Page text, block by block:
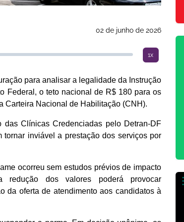
02 de junho de 2026
1x
para analisar a legalidade da Instrução
Federal, o teto nacional de R$ 180 para os
Carteira Nacional de Habilitação (CNH).
Clínicas Credenciadas pelo Detran-DF
inviável a prestação dos serviços por
ocorreu sem estudos prévios de impacto
redução dos valores poderá provocar
da oferta de atendimento aos candidatos à